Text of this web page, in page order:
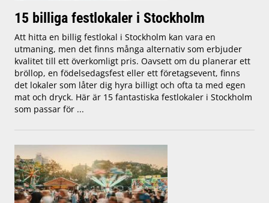
15 billiga festlokaler i Stockholm
Att hitta en billig festlokal i Stockholm kan vara en
utmaning, men det finns många alternativ som erbjuder
kvalitet till ett överkomligt pris. Oavsett om du planerar ett
bröllop, en födelsedagsfest eller ett företagsevent, finns
det lokaler som låter dig hyra billigt och ofta ta med egen
mat och dryck. Här är 15 fantastiska festlokaler i Stockholm
som passar för ...